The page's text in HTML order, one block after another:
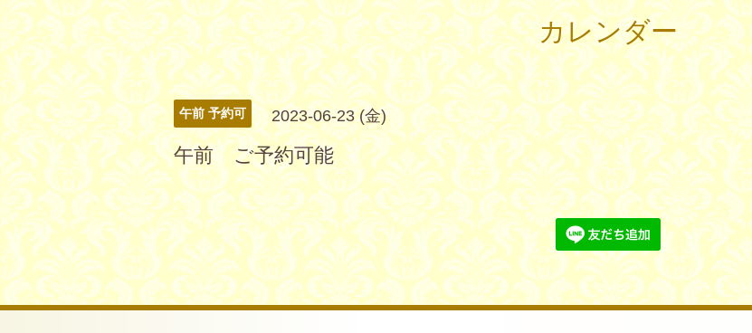
カレンダー
午前 予約可 2023-06-23 (金)
午前 ご予約可能